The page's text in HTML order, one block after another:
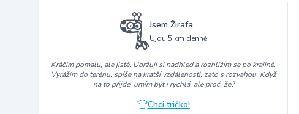
Jsem Žirafa
Ujdu 5 km denně
Kráčím pomalu, ale jistě. Udržuji si nadhled a rozhlížím se po krajině.
Vyrážím do terénu, spíše na kratší vzdálenosti, zato s rozvahou. Když
na to přijde, umím být i rychlá, ale proč, že?
Chci tričko!